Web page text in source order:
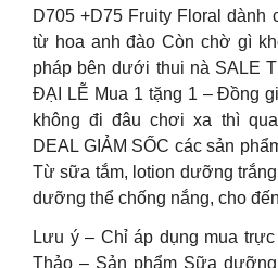
D705 +D75 Fruity Floral dành
từ hoa anh đào Còn chờ gì
pháp bên dưới thui nà SALE
ĐẠI LỄ Mua 1 tặng 1 – Đồng
không đi đâu chơi xa thì
DEAL GIẢM SỐC các sản
Từ sữa tắm, lotion dưỡng
dưỡng thể chống nắng, cho
Lưu ý – Chỉ áp dụng mua
Thảo – Sản phẩm Sữa